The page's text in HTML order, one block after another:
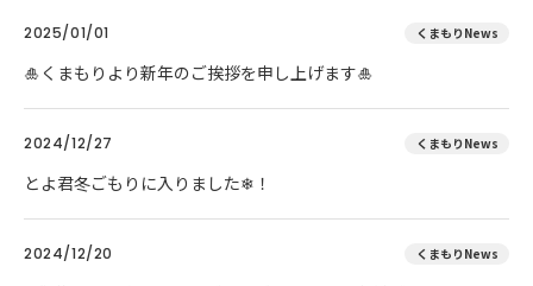
2025/01/01 くまもりNews
🎍くまもりより新年のご挨拶を申し上げます🎍
2024/12/27 くまもりNews
とよ君冬ごもりに入りました❄！
2024/12/20 くまもりNews